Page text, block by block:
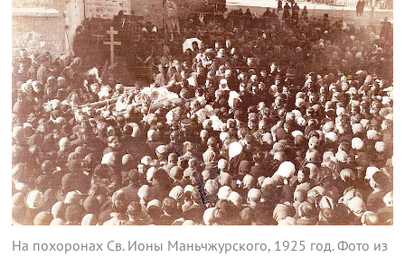
На похоронах Св. Ионы Маньчжурского, 1925 год. Фото из